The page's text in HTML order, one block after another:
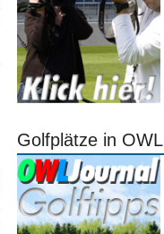
Golfplätze in OWL